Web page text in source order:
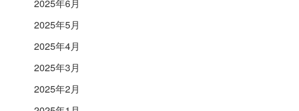
2025年6月
2025年5月
2025年4月
2025年3月
2025年2月